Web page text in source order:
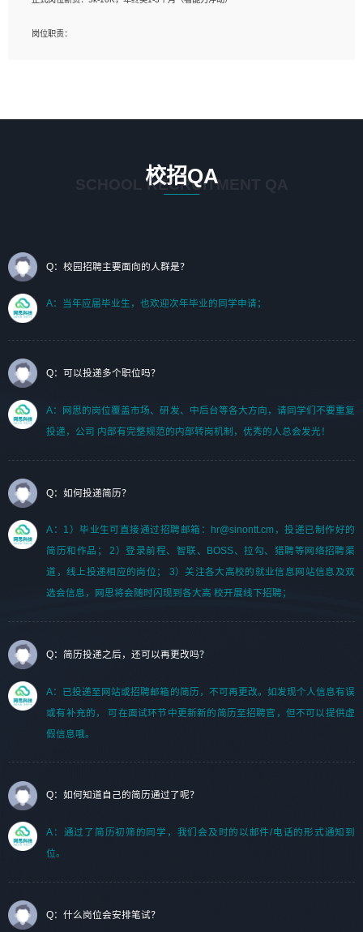
1、艺术设计类相关专业；（其中需求分析顾问不限专业）
岗位职责：
2. 熟悉 前端常用框架, 能独立完成设计给予的 UI 效果;
3. 有良好的代码习惯, 低级错误出现频率低;
7. 了解或熟悉 WebGL 及相关框架优先。
（岗位人员专职于行业应用解决方案、项目申报方案、投标方案的策划编写）
校招QA
SCHOOL RECRUITMENT QA
Q：校园招聘主要面向的人群是？
A：当年应届毕业生，也欢迎次年毕业的同学申请；
Q：可以投递多个职位吗？
A：网思的岗位覆盖市场、研发、中后台等各大方向，请同学们不要重复
投递，公司 内部有完整规范的内部转岗机制，优秀的人总会发光！
Q：如何投递简历？
A：1）毕业生可直接通过招聘邮箱：hr@sinontt.cm，投递已制作好的
简历和作品； 2）登录前程、智联、BOSS、拉勾、猎聘等网络招聘渠
道，线上投递相应的岗位； 3）关注各大高校的就业信息网站信息及双
选会信息，网思将会随时闪现到各大高 校开展线下招聘；
Q：简历投递之后，还可以再更改吗？
A：已投递至网站或招聘邮箱的简历，不可再更改。如发现个人信息有误
或有补充的， 可在面试环节中更新新的简历至招聘官，但不可以提供虚
假信息哦。
Q：如何知道自己的简历通过了呢？
A：通过了简历初筛的同学，我们会及时的以邮件/电话的形式通知到
位。
Q：什么岗位会安排笔试？